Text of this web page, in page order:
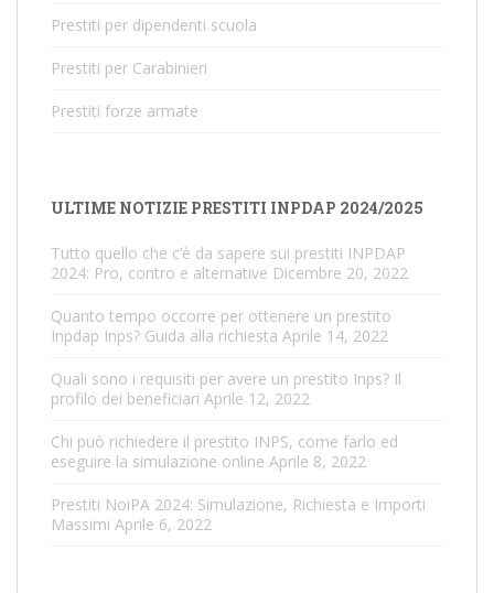
Prestiti per dipendenti scuola
Prestiti per Carabinieri
Prestiti forze armate
ULTIME NOTIZIE PRESTITI INPDAP 2024/2025
Tutto quello che c’è da sapere sui prestiti INPDAP
2024: Pro, contro e alternative Dicembre 20, 2022
Quanto tempo occorre per ottenere un prestito
Inpdap Inps? Guida alla richiesta Aprile 14, 2022
Quali sono i requisiti per avere un prestito Inps? Il
profilo dei beneficiari Aprile 12, 2022
Chi può richiedere il prestito INPS, come farlo ed
eseguire la simulazione online Aprile 8, 2022
Prestiti NoiPA 2024: Simulazione, Richiesta e Importi
Massimi Aprile 6, 2022